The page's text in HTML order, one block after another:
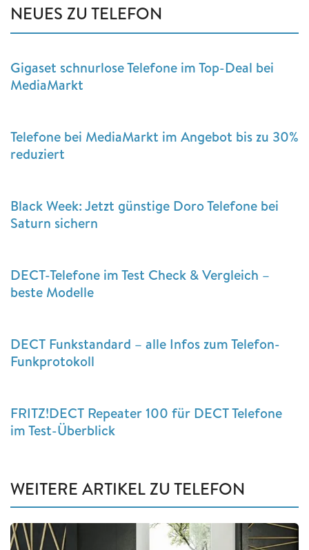
NEUES ZU TELEFON
Gigaset schnurlose Telefone im Top-Deal bei
MediaMarkt
Telefone bei MediaMarkt im Angebot bis zu 30%
reduziert
Black Week: Jetzt günstige Doro Telefone bei
Saturn sichern
DECT-Telefone im Test Check & Vergleich –
beste Modelle
DECT Funkstandard – alle Infos zum Telefon-
Funkprotokoll
FRITZ!DECT Repeater 100 für DECT Telefone
im Test-Überblick
WEITERE ARTIKEL ZU TELEFON